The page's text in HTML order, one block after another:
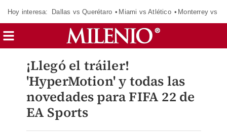
Hoy interesa: Dallas vs Querétaro Miami vs Atlético Monterrey vs
¡Llegó el tráiler!
'HyperMotion' y todas las
novedades para FIFA 22 de
EA Sports